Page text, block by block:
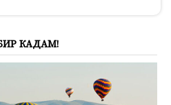
КАДАМ!